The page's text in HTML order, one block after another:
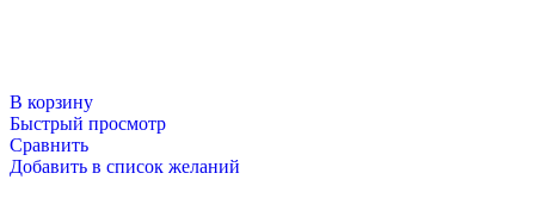
В корзину
Быстрый просмотр
Сравнить
Добавить в список желаний